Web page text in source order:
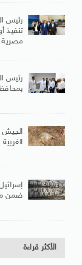
رئيس
تنفيذ
مصرية
رئيس
الجيش
الغربية
ضمن
الأكثر قراءة